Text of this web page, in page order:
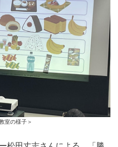
室の様子＞